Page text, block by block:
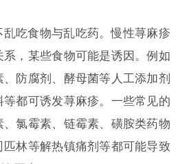
吃食物与乱吃药。慢性荨麻疹
，某些食物可能是诱因。例如
防腐剂、酵母菌等人工添加剂
都可诱发荨麻疹。一些常见的
氯霉素、链霉素、磺胺类药物
林等解热镇痛剂等都可能导致